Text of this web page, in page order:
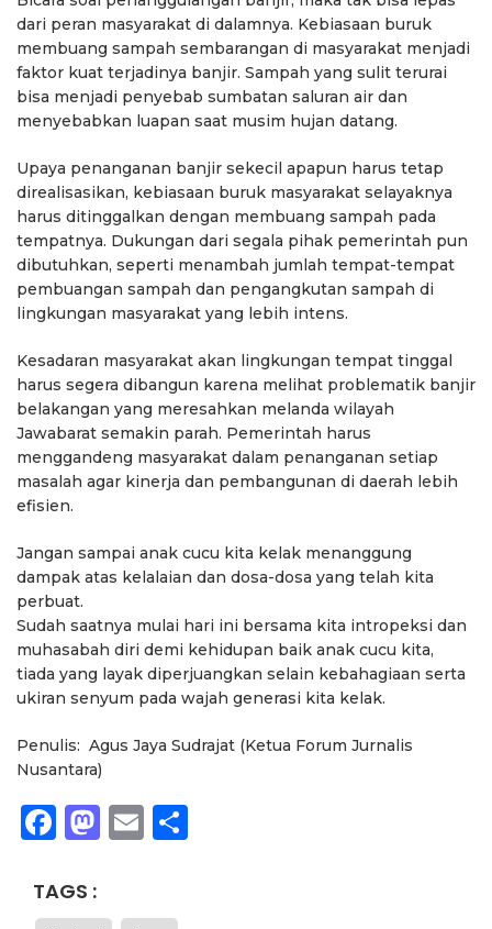
dari peran masyarakat di dalamnya. Kebiasaan buruk
membuang sampah sembarangan di masyarakat menjadi
faktor kuat terjadinya banjir. Sampah yang sulit terurai
bisa menjadi penyebab sumbatan saluran air dan
menyebabkan luapan saat musim hujan datang.
Upaya penanganan banjir sekecil apapun harus tetap
direalisasikan, kebiasaan buruk masyarakat selayaknya
harus ditinggalkan dengan membuang sampah pada
tempatnya. Dukungan dari segala pihak pemerintah pun
dibutuhkan, seperti menambah jumlah tempat-tempat
pembuangan sampah dan pengangkutan sampah di
lingkungan masyarakat yang lebih intens.
Kesadaran masyarakat akan lingkungan tempat tinggal
harus segera dibangun karena melihat problematik banjir
belakangan yang meresahkan melanda wilayah
Jawabarat semakin parah. Pemerintah harus
menggandeng masyarakat dalam penanganan setiap
masalah agar kinerja dan pembangunan di daerah lebih
efisien.
Jangan sampai anak cucu kita kelak menanggung
dampak atas kelalaian dan dosa-dosa yang telah kita
perbuat.
Sudah saatnya mulai hari ini bersama kita intropeksi dan
muhasabah diri demi kehidupan baik anak cucu kita,
tiada yang layak diperjuangkan selain kebahagiaan serta
ukiran senyum pada wajah generasi kita kelak.
Penulis: Agus Jaya Sudrajat (Ketua Forum Jurnalis
Nusantara)
Facebook
Mastodon
Email
TAGS :